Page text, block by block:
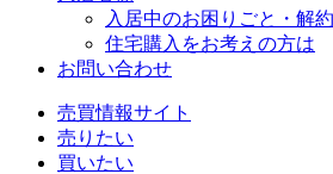
入居中のお困りごと・解
住宅購入をお考えの方は
お問い合わせ
売買情報サイト
売りたい
買いたい